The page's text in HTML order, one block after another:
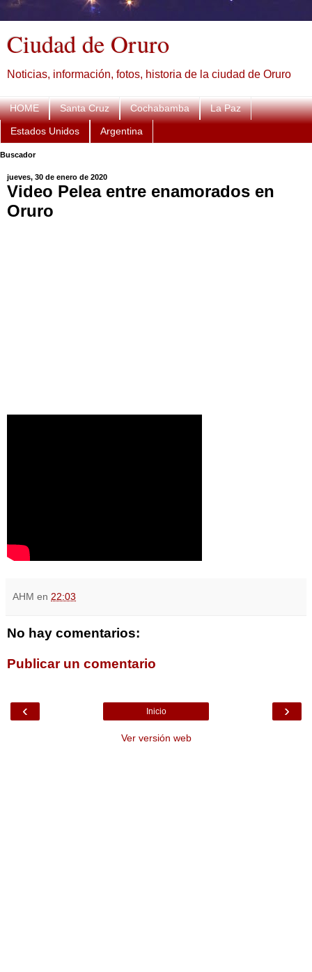
Ciudad de Oruro
Noticias, información, fotos, historia de la ciudad de Oruro
HOME Santa Cruz Cochabamba La Paz
Estados Unidos Argentina
Buscador
jueves, 30 de enero de 2020
Video Pelea entre enamorados en
Oruro
AHM en 22:03
No hay comentarios:
Publicar un comentario
‹ ›
Inicio
Ver versión web